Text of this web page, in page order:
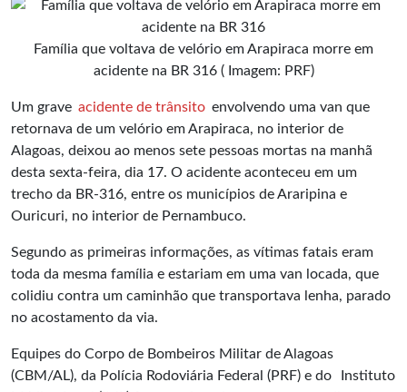
Família que voltava de velório em Arapiraca morre em
acidente na BR 316 ( Imagem: PRF)
Um grave acidente de trânsito envolvendo uma van que
retornava de um velório em Arapiraca, no interior de
Alagoas, deixou ao menos sete pessoas mortas na manhã
desta sexta-feira, dia 17. O acidente aconteceu em um
trecho da BR-316, entre os municípios de Araripina e
Ouricuri, no interior de Pernambuco.
Segundo as primeiras informações, as vítimas fatais eram
toda da mesma família e estariam em uma van locada, que
colidiu contra um caminhão que transportava lenha, parado
no acostamento da via.
Equipes do Corpo de Bombeiros Militar de Alagoas
(CBM/AL), da Polícia Rodoviária Federal (PRF) e do
Instituto